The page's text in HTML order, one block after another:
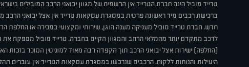
טרייד מוביל הינה חברת הטרייד אין הרשמית של מגוון יבואני הרכב המובילים
ברכישת רכבים מיד ראשונה פרטית במסגרת עסקאות טרייד אין אצל יבואני הרכב
חדש. חברת טרייד מוביל מעניקה מענה הוגן, שירותי ומקצועי במכירה או החלפת
לרכב מתקדם יותר מהמלאי הרחב והמגוון הקיים בחברה. טרייד מוביל מספקת את
(החלפה) ישירות אצל יבואני הרכב תוך הקפדה רבה מאוד למוניטין המוכר בזכות
היעילות והנוחות ללקוח. הרכבים שנרכשו במסגרת עסקאות הטרייד אין עוברים